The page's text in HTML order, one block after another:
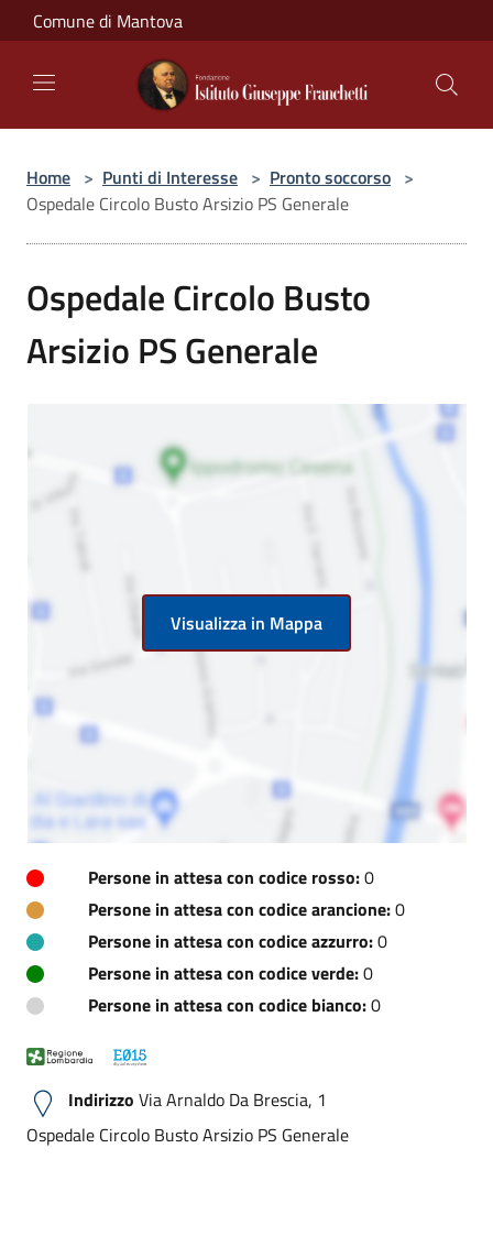
Salta al contenuto principale
Comune di Mantova
Home > Punti di Interesse > Pronto soccorso >
Ospedale Circolo Busto Arsizio PS Generale
Ospedale Circolo Busto
Arsizio PS Generale
Visualizza in Mappa
Persone in attesa con codice rosso:0
Persone in attesa con codice arancione:0
Persone in attesa con codice azzurro:0
Persone in attesa con codice verde:0
Persone in attesa con codice bianco:0
Indirizzo Via Arnaldo Da Brescia, 1
Ospedale Circolo Busto Arsizio PS Generale